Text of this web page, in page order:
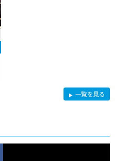
就
職
一覧を見る